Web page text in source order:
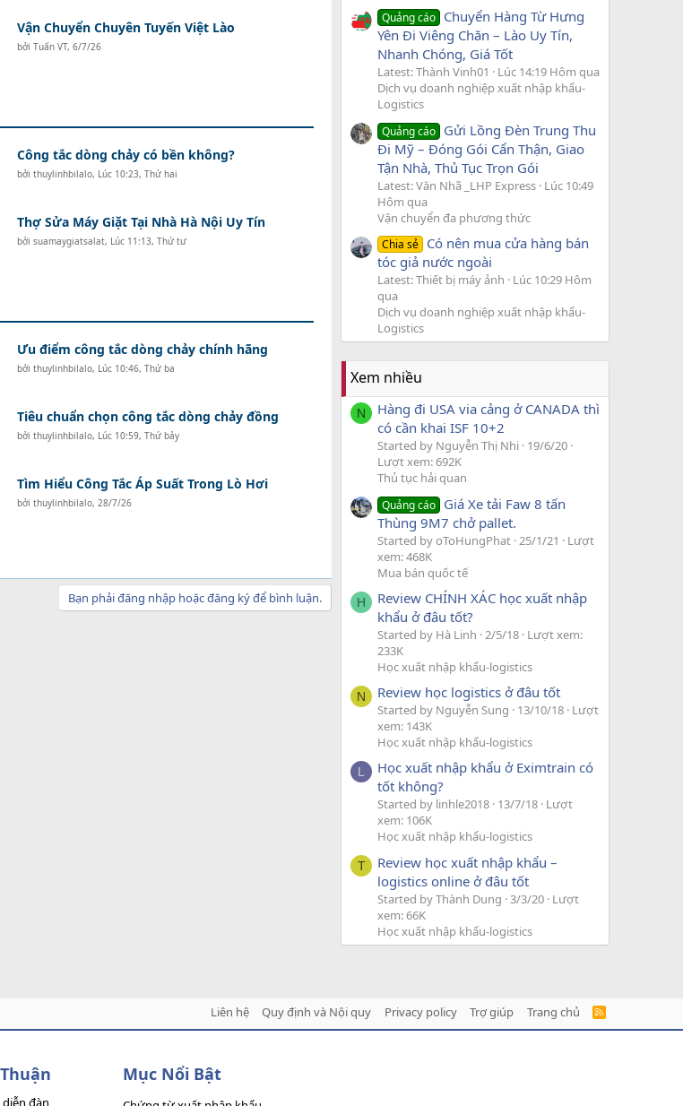
Vận Chuyển Chuyên Tuyến Việt Lào
bởi Tuấn VT, 6/7/26
Công tắc dòng chảy có bền không?
bởi thuylinhbilalo, Lúc 10:23, Thứ hai
Thợ Sửa Máy Giặt Tại Nhà Hà Nội Uy Tín
bởi suamaygiatsalat, Lúc 11:13, Thứ tư
Ưu điểm công tắc dòng chảy chính hãng
bởi thuylinhbilalo, Lúc 10:46, Thứ ba
Tiêu chuẩn chọn công tắc dòng chảy đồng
bởi thuylinhbilalo, Lúc 10:59, Thứ bảy
Tìm Hiểu Công Tắc Áp Suất Trong Lò Hơi
bởi thuylinhbilalo, 28/7/26
Bạn phải đăng nhập hoặc đăng ký để bình luận.
Quảng cáo Chuyển Hàng Từ Hưng
Yên Đi Viêng Chăn – Lào Uy Tín,
Nhanh Chóng, Giá Tốt
Latest: Thành Vinh01
Lúc 14:19 Hôm qua
Dịch vụ doanh nghiệp xuất nhập khẩu-
Logistics
Quảng cáo Gửi Lồng Đèn Trung Thu
Đi Mỹ – Đóng Gói Cẩn Thận, Giao
Tận Nhà, Thủ Tục Trọn Gói
Latest: Văn Nhã _LHP Express Lúc 10:49
Hôm qua
Vận chuyển đa phương thức
Chia sẻ Có nên mua cửa hàng bán
tóc giả nước ngoài
Latest: Thiết bị máy ảnh
Lúc 10:29 Hôm
qua
Dịch vụ doanh nghiệp xuất nhập khẩu-
Logistics
Xem nhiều
N
Hàng đi USA via cảng ở CANADA thì
có cần khai ISF 10+2
Started by Nguyễn Thị Nhi 19/6/20
Lượt xem: 692K
Thủ tục hải quan
Quảng cáo Giá Xe tải Faw 8 tấn
Thùng 9M7 chở pallet.
Started by oToHungPhat 25/1/21
Lượt
xem: 468K
Mua bán quốc tế
H
Review CHÍNH XÁC học xuất nhập
khẩu ở đâu tốt?
Started by Hà Linh 2/5/18 Lượt xem:
233K
Học xuất nhập khẩu-logistics
N Review học logistics ở đâu tốt
Started by Nguyễn Sung 13/10/18 Lượt
xem: 143K
Học xuất nhập khẩu-logistics
L
Học xuất nhập khẩu ở Eximtrain có
tốt không?
Started by linhle2018 13/7/18 Lượt
xem: 106K
Học xuất nhập khẩu-logistics
T
Review học xuất nhập khẩu –
logistics online ở đâu tốt
Started by Thành Dung 3/3/20 Lượt
xem: 66K
Học xuất nhập khẩu-logistics
Liên hệ Quy định và Nội quy Privacy policy Trợ giúp Trang chủ
R
đàn
Mục Nổi Bật